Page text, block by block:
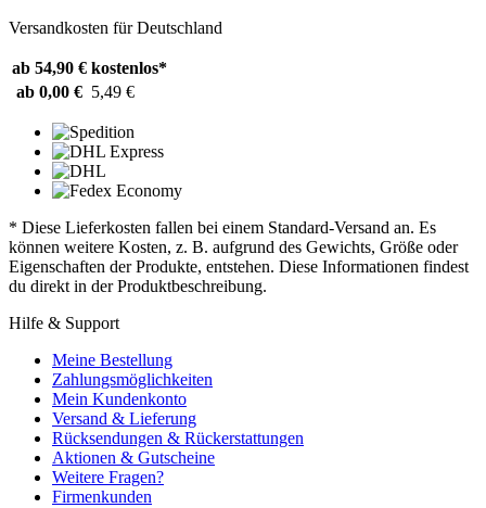
Versandkosten für Deutschland
ab 54,90 € kostenlos*
ab 0,00 € 5,49 €
* Diese Lieferkosten fallen bei einem Standard-Versand an. Es
können weitere Kosten, z. B. aufgrund des Gewichts, Größe oder
Eigenschaften der Produkte, entstehen. Diese Informationen findest
du direkt in der Produktbeschreibung.
Hilfe & Support
Meine Bestellung
Zahlungsmöglichkeiten
Mein Kundenkonto
Versand & Lieferung
Rücksendungen & Rückerstattungen
Aktionen & Gutscheine
Weitere Fragen?
Firmenkunden